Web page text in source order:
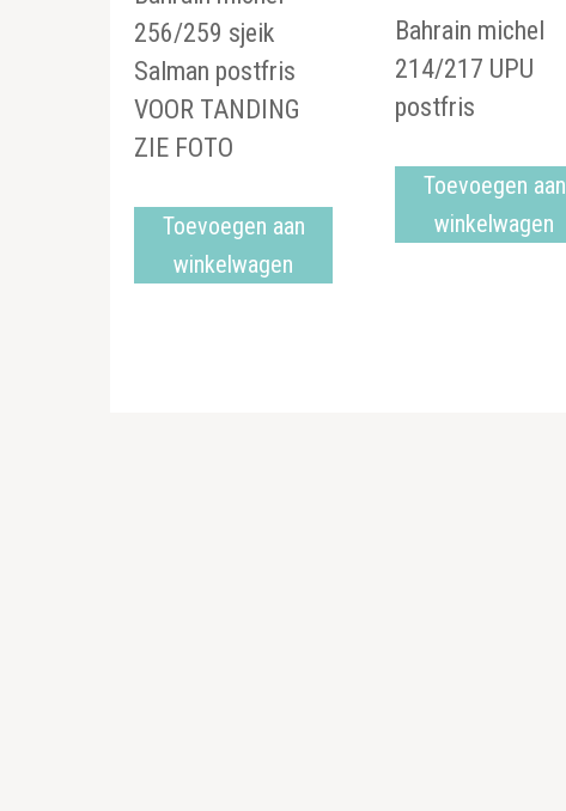
256/259 sjeik
Salman postfris
VOOR TANDING
ZIE FOTO
Toevoegen aan
winkelwagen
Bahrain michel
214/217 UPU
postfris
Toevoegen aan
winkelwagen